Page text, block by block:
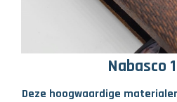
Nabasco
Deze hoogwaardige